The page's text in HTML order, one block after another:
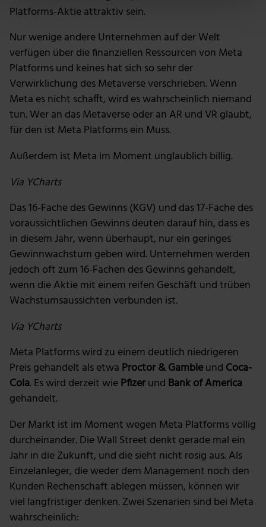
verarbeitet werden, und legen Sie Ihre Präferenzen im
Wir verwenden Cookies, um Inhalte und Anzeigen zu
personalisieren, Funktionen für soziale Medien anbieten
zu können und die Zugriffe auf unsere Website zu
analysieren. Außerdem geben wir Informationen zu
deiner Verwendung unserer Website an unsere Partner
für soziale Medien, Werbung und Analysen weiter.
möglicherweise mit weiteren Daten zusammen, die du
Nutzung der Dienste gesammelt haben.
Platforms-Aktie attraktiv sein.
Nur wenige andere Unternehmen auf der Welt
verfügen über die finanziellen Ressourcen von Meta
Platforms und keines hat sich so sehr der
Verwirklichung des Metaverse verschrieben. Wenn
Meta es nicht schafft, wird es wahrscheinlich niemand
tun. Wer an das Metaverse oder an AR und VR glaubt,
für den ist Meta Platforms ein Muss.
Außerdem ist Meta im Moment unglaublich billig.
Via YCharts
Das 16-Fache des Gewinns (KGV) und das 17-Fache des
voraussichtlichen Gewinns deuten darauf hin, dass es
in diesem Jahr, wenn überhaupt, nur ein geringes
Gewinnwachstum geben wird. Unternehmen werden
jedoch oft zum 16-Fachen des Gewinns gehandelt,
wenn die Aktie mit einem reifen Geschäft und trüben
Wachstumsaussichten verbunden ist.
Via YCharts
Meta Platforms wird zu einem deutlich niedrigeren
Preis gehandelt als etwa Proctor & Gambleund Coca-
Cola. Es wird derzeit wiePfizerund Bank of America
gehandelt.
Der Markt ist im Moment wegen Meta Platforms völlig
durcheinander. Die Wall Street denkt gerade mal ein
Jahr in die Zukunft, und die sieht nicht rosig aus. Als
Einzelanleger, die weder dem Management noch den
Kunden Rechenschaft ablegen müssen, können wir
viel langfristiger denken. Zwei Szenarien sind bei Meta
wahrscheinlich: